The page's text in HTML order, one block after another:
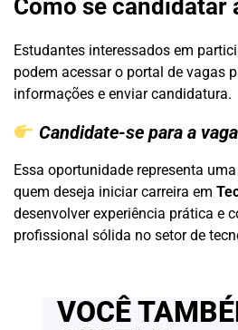
Como se candidatar
Estudantes interessados em
podem acessar o portal de vagas
informações e enviar candidatura.
Candidate-se para a
Essa oportunidade representa
quem deseja iniciar carreira em
desenvolver experiência prática e
profissional sólida no setor de
VOCÊ